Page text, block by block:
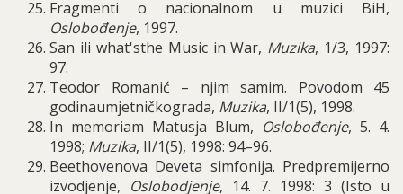
Fragmenti o nacionalnom u muzici BiH,
Oslobođenje, 1997.
San ili what'sthe Music in War, Muzika, 1/3, 1997:
97.
Teodor Romanić – njim samim. Povodom 45
godinaumjetničkograda, Muzika, II/1(5), 1998.
In memoriam Matusja Blum, Oslobođenje, 5. 4.
1998; Muzika, II/1(5), 1998: 94–96.
Beethovenova Deveta simfonija. Predpremijerno
izvodjenje, Oslobodjenje, 14. 7. 1998: 3 (Isto u